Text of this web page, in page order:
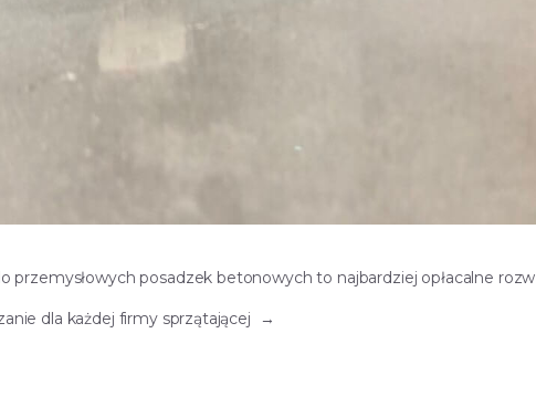
przemysłowych posadzek betonowych to najbardziej opłacalne rozw
dla każdej firmy sprzątającej →